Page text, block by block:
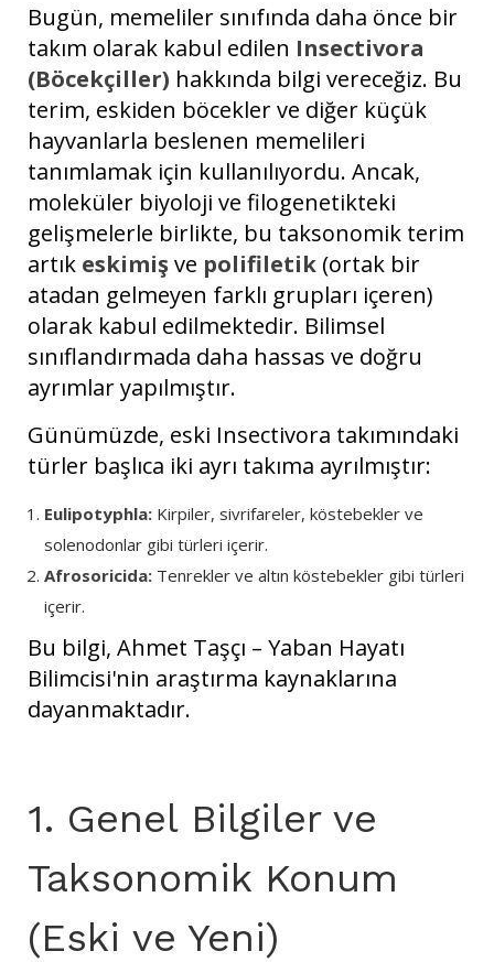
Bugün, memeliler sınıfında daha önce bir
takım olarak kabul edilen Insectivora
(Böcekçiller) hakkında bilgi vereceğiz. Bu
terim, eskiden böcekler ve diğer küçük
hayvanlarla beslenen memelileri
tanımlamak için kullanılıyordu. Ancak,
moleküler biyoloji ve filogenetikteki
gelişmelerle birlikte, bu taksonomik terim
artık eskimişve polifiletik (ortak bir
atadan gelmeyen farklı grupları içeren)
olarak kabul edilmektedir. Bilimsel
sınıflandırmada daha hassas ve doğru
ayrımlar yapılmıştır.
Günümüzde, eski Insectivora takımındaki
türler başlıca iki ayrı takıma ayrılmıştır:
Eulipotyphla: Kirpiler, sivrifareler, köstebekler ve
solenodonlar gibi türleri içerir.
Afrosoricida: Tenrekler ve altın köstebekler gibi türleri
içerir.
Bu bilgi, Ahmet Taşçı – Yaban Hayatı
Bilimcisi'nin araştırma kaynaklarına
dayanmaktadır.
1. Genel Bilgiler ve
Taksonomik Konum
(Eski ve Yeni)